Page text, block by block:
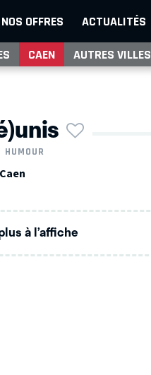
NOS OFFRES ACTUALITÉS
CAEN AUTRES VILLES
HUMOUR
à l’affiche